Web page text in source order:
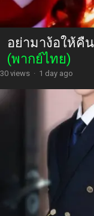
อย่ามาง้อให้คื
(พากย์ไทย)
30 views · 1 day ago